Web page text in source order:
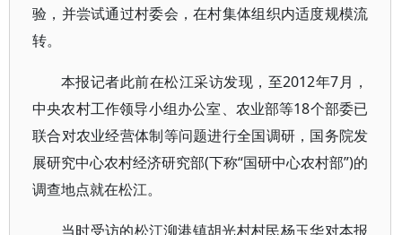
验，并尝试通过村委会，在村集体组织内适度规模流
转。
本报记者此前在松江采访发现，至2012年7月，
中央农村工作领导小组办公室、农业部等18个部委已
联合对农业经营体制等问题进行全国调研，国务院发
展研究中心农村经济研究部(下称“国研中心农村部”)的
调查地点就在松江。
当时受访的松江泖港镇胡光村村民杨玉华对本报